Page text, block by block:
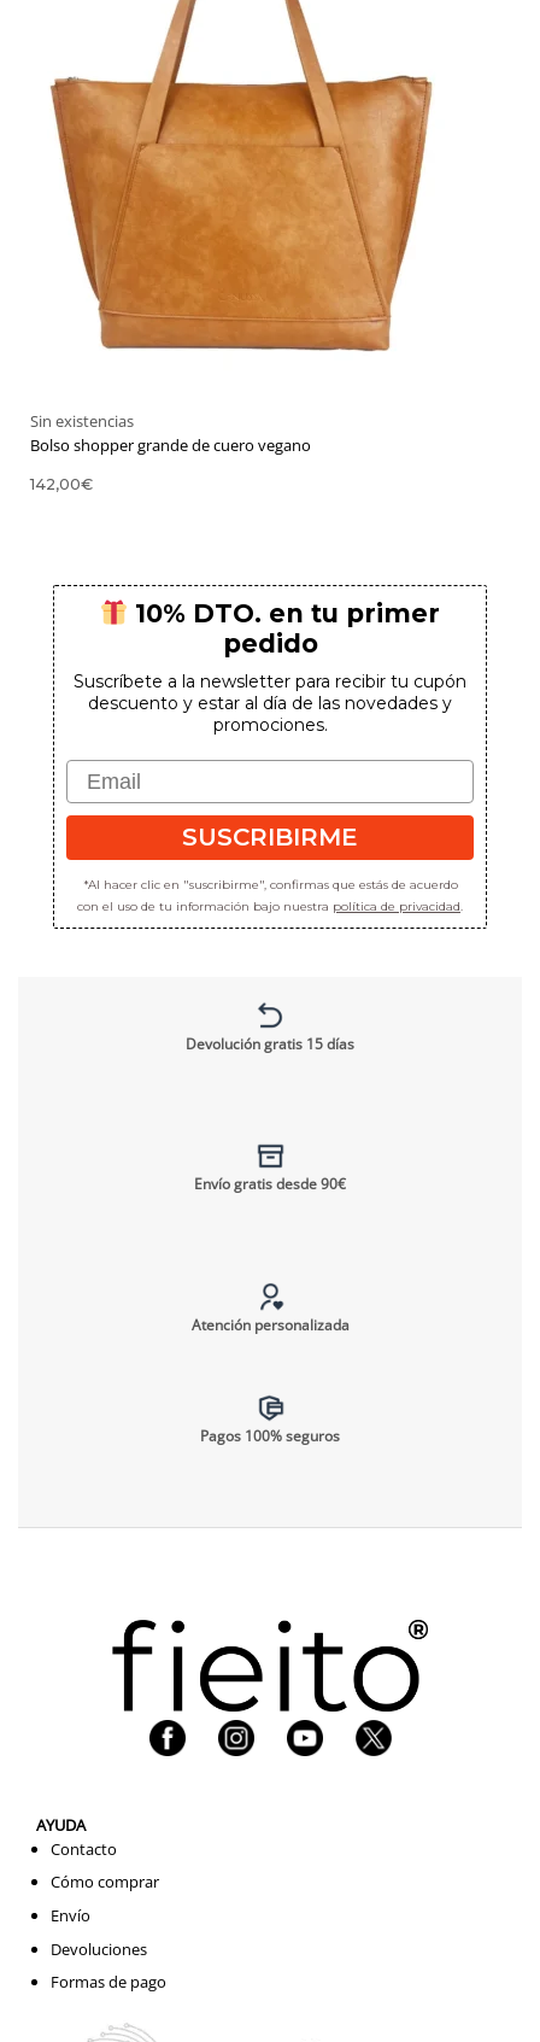
Sin existencias
Bolso shopper grande de cuero vegano
142,00€
10% DTO. en tu primer
pedido
Suscríbete a la newsletter para recibir tu cupón
descuento y estar al día de las novedades y
promociones.
Email
SUSCRIBIRME
*Al hacer clic en "suscribirme", confirmas que estás de acuerdo
con el uso de tu información bajo nuestra política de privacidad.
Devolución gratis 15 días
Envío gratis desde 90€
Atención personalizada
Pagos 100% seguros
AYUDA
Contacto
Cómo comprar
Envío
Devoluciones
Formas de pago